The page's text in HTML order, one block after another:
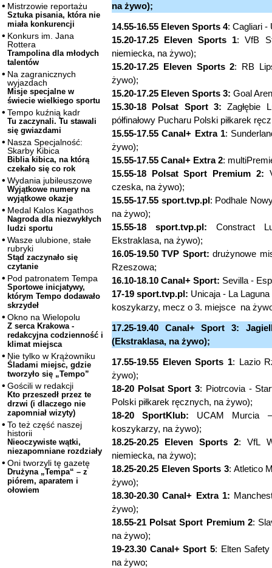
Mistrzowie reportażu
Sztuka pisania, która nie
miała konkurencji
Konkurs im. Jana
Rottera
Trampolina dla młodych
talentów
Na zagranicznych
wyjazdach
Misje specjalne w
świecie wielkiego sportu
Tempo kuźnią kadr
Tu zaczynali. Tu stawali
się gwiazdami
Nasza Specjalność:
Skarby Kibica
Biblia kibica, na którą
czekało się co rok
Wydania jubileuszowe
Wyjątkowe numery na
wyjątkowe okazje
Medal Kalos Kagathos
Nagroda dla niezwykłych
ludzi sportu
Wasze ulubione, stałe
rubryki
Stąd zaczynało się
czytanie
Pod patronatem Tempa
Sportowe inicjatywy,
którym Tempo dodawało
skrzydeł
Okno na Wielopolu
Z serca Krakowa -
redakcyjna codzienność i
klimat miejsca
Nie tylko w Krążowniku
Śladami miejsc, gdzie
tworzyło się „Tempo”
Gościli w redakcji
Kto przeszedł przez te
drzwi (i dlaczego nie
zapomniał wizyty)
To też część naszej
historii
Nieoczywiste wątki,
niezapomniane rozdziały
Oni tworzyli tę gazetę
Drużyna „Tempa“ – z
piórem, aparatem i
ołowiem
na żywo);
14.55-16.55 Eleven Sports 4: Cagliari -
15.20-17.25 Eleven Sports 1: VfB
niemiecka, na żywo);
15.20-17.25 Eleven Sports 2: RB
żywo);
15.20-17.25 Eleven Sports 3: Goal
15.30-18 Polsat Sport 3: Zagłębie
półfinałowy Pucharu Polski piłkarek
15.55-17.55 Canal+ Extra 1:
żywo);
15.55-17.55 Canal+ Extra 2:
15.55-18 Polsat Sport Premium 2:
czeska, na żywo);
15.55-17.55 sport.tvp.pl: Podhale
na żywo);
15.55-18 sport.tvp.pl: Constract
Ekstraklasa, na żywo);
16.05-19.50 TVP Sport: drużynowe
Rzeszowa;
16.10-18.10 Canal+ Sport: Sevilla -
17-19 sport.tvp.pl: Unicaja - La
koszykarzy, mecz o 3. miejsce na
17.25-19.40 Canal+ Sport 3:
(Ekstraklasa, na żywo);
17.55-19.55 Eleven Sports 1: Lazio
żywo);
18-20 Polsat Sport 3: Piotrcovia -
Polski piłkarek ręcznych, na żywo);
18-20 SportKlub: UCAM Murcia
koszykarzy, na żywo);
18.25-20.25 Eleven Sports 2: VfL
niemiecka, na żywo);
18.25-20.25 Eleven Sports 3: Atletico
żywo);
18.30-20.30 Canal+ Extra 1:
żywo);
18.55-21 Polsat Sport Premium 2:
na żywo);
19-23.30 Canal+ Sport 5: Elten
na żywo;